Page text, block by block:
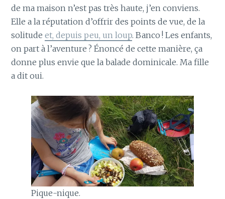
de ma maison n’est pas très haute, j’en conviens.
Elle a la réputation d’offrir des points de vue, de la
solitudeet, depuis peu, un loup. Banco ! Les enfants,
on part à l’aventure ? Énoncé de cette manière, ça
donne plus envie que la balade dominicale. Ma fille
a dit oui.
Pique-nique.